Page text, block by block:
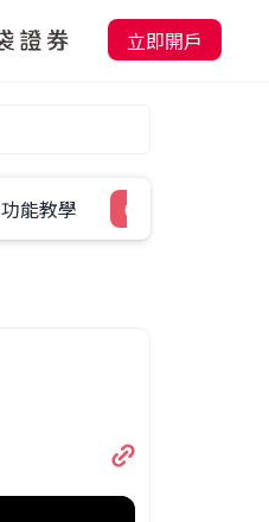
立即開戶
功能教學 60秒學一招